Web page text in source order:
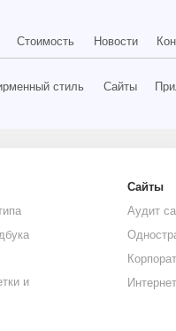
Новости Контакты
Аудит сайта
Одностраничный сайт
Корпоративный сайт
Интернет магазин